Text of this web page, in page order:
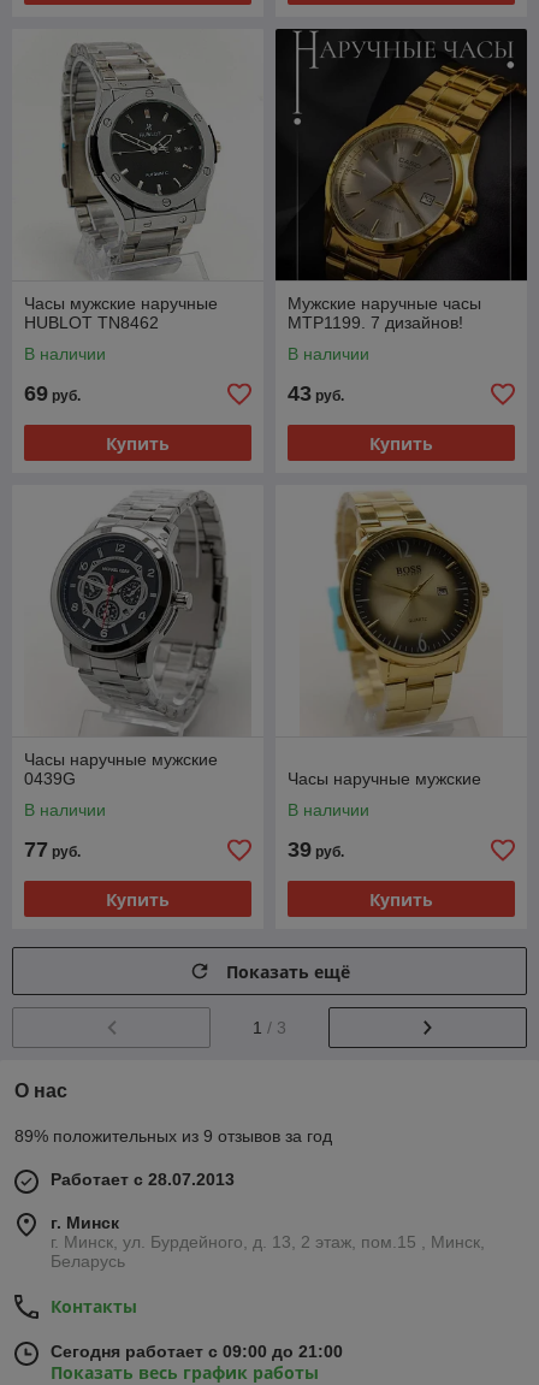
Часы мужские наручные
HUBLOT TN8462
В наличии
69 руб.
Купить
Мужские наручные часы
MTP1199. 7 дизайнов!
В наличии
43 руб.
Купить
Часы наручные мужские
0439G
В наличии
77 руб.
Купить
Часы наручные мужские
В наличии
39 руб.
Купить
Показать ещё
1 / 3
О нас
89% положительных из 9 отзывов за год
Работает с 28.07.2013
г. Минск
г. Минск, ул. Бурдейного, д. 13, 2 этаж, пом.15 , Минск,
Беларусь
Контакты
Сегодня работает с 09:00 до 21:00
Показать весь график работы